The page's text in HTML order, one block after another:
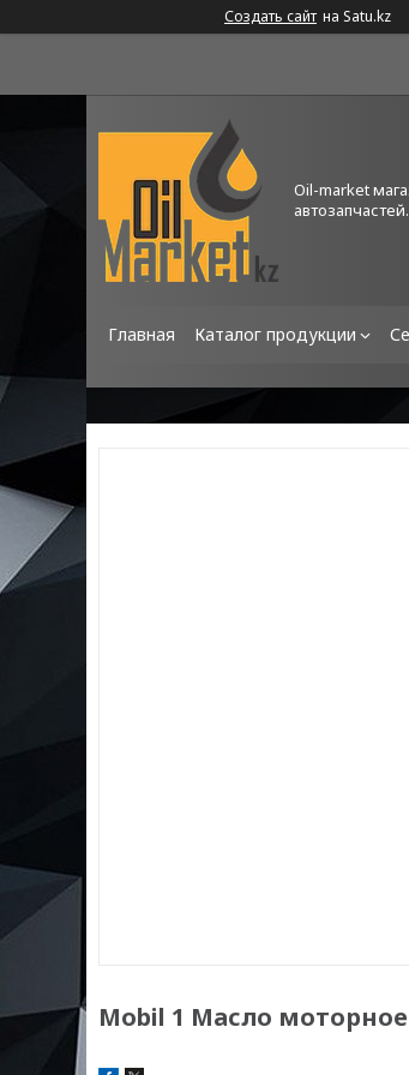
Создать сайт на Satu.kz
Oil-market
автозапчастей.
Главная Каталог продукции
Mobil 1 Масло моторное